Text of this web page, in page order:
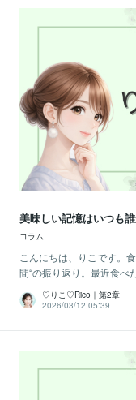
美味しい記憶はいつも
コラム
こんにちは、りこです。
間“の振り返り。最近食べ
♡りこ♡Rico｜第2章
2026/03/12 05:39